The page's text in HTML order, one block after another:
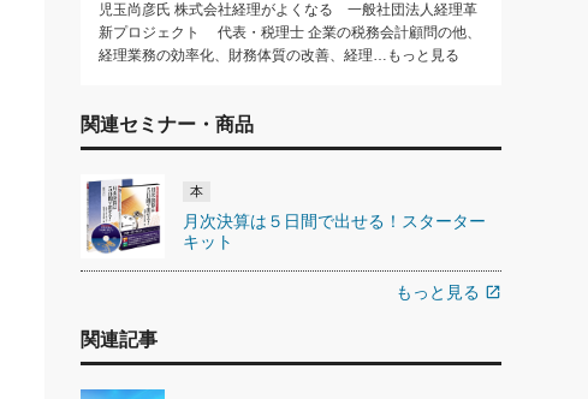
児玉尚彦氏 株式会社経理がよくなる 一般社団法人経理革
新プロジェクト 代表・税理士 企業の税務会計顧問の他、
経理業務の効率化、財務体質の改善、経理…もっと見る
関連セミナー・商品
本
月次決算は５日間で出せる！スターター
キット
もっと見る open_in_new
関連記事